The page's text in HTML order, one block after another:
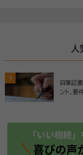
人
1
自筆証
ント、要